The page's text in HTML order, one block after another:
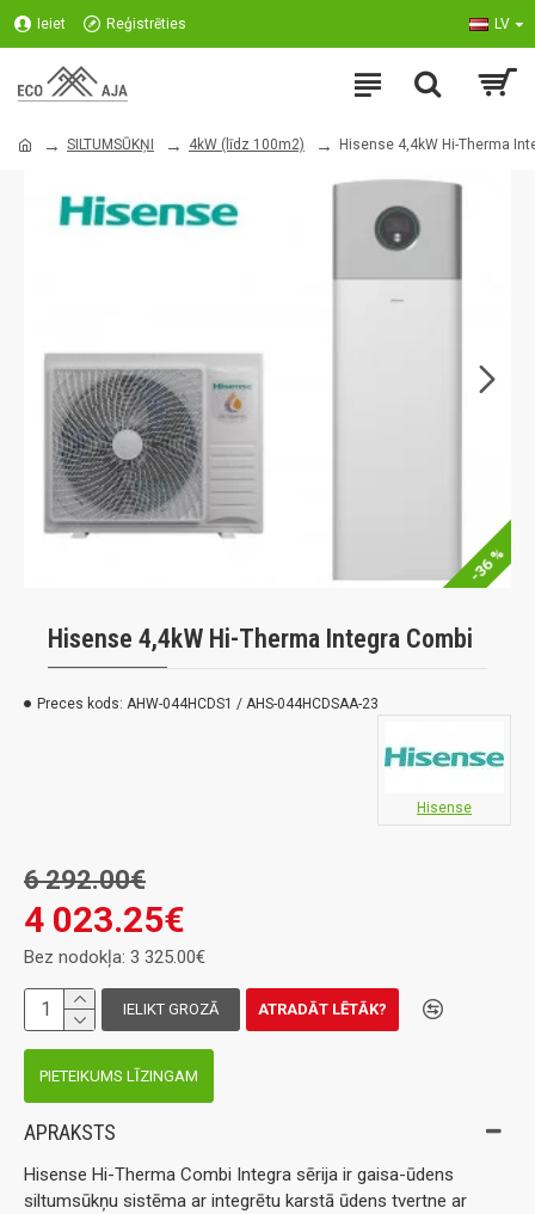
Ieiet Reģistrēties LV
SILTUMSŪKŅI 4kW (līdz 100m2) Hisense 4,4kW Hi-Therma
-36 %
Hisense 4,4kW Hi-Therma Integra Combi
Preces kods: AHW-044HCDS1 / AHS-044HCDSAA-23
Hisense
4 023.25€
6 292.00€
Bez nodokļa: 3 325.00€
IELIKT GROZĀ ATRADĀT LĒTĀK?
PIETEIKUMS LĪZINGAM
APRAKSTS
Hisense Hi-Therma Combi Integra sērija ir gaisa-ūdens
siltumsūkņu sistēma ar integrētu karstā ūdens tvertne ar